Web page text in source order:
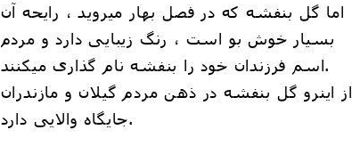
اما گل بنفشه که در فصل بهار میروید ، رایحه آن
بسیار خوش بو است ، رنگ زیبایی دارد و مردم
اسم فرزندان خود را بنفشه نام گذاری میکنند.
از اینرو گل بنفشه در ذهن مردم گیلان و مازندران
جایگاه والایی دارد.